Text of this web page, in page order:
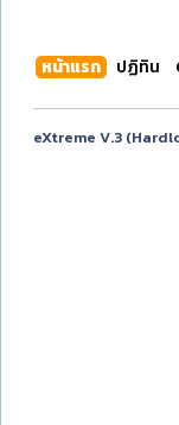
หน้าแรก ปฏิทิน
eXtreme V.3